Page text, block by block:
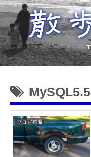
MySQL5.5
ブログ整備